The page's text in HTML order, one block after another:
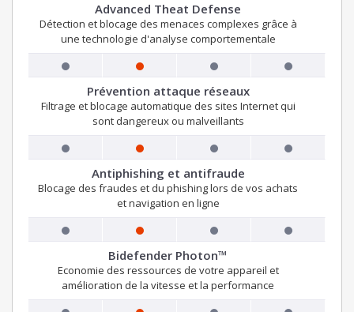
Advanced Theat Defense
Détection et blocage des menaces complexes grâce à
une technologie d'analyse comportementale
Prévention attaque réseaux
Filtrage et blocage automatique des sites Internet qui
sont dangereux ou malveillants
Antiphishing et antifraude
Blocage des fraudes et du phishing lors de vos achats
et navigation en ligne
Bidefender Photon™
Economie des ressources de votre appareil et
amélioration de la vitesse et la performance